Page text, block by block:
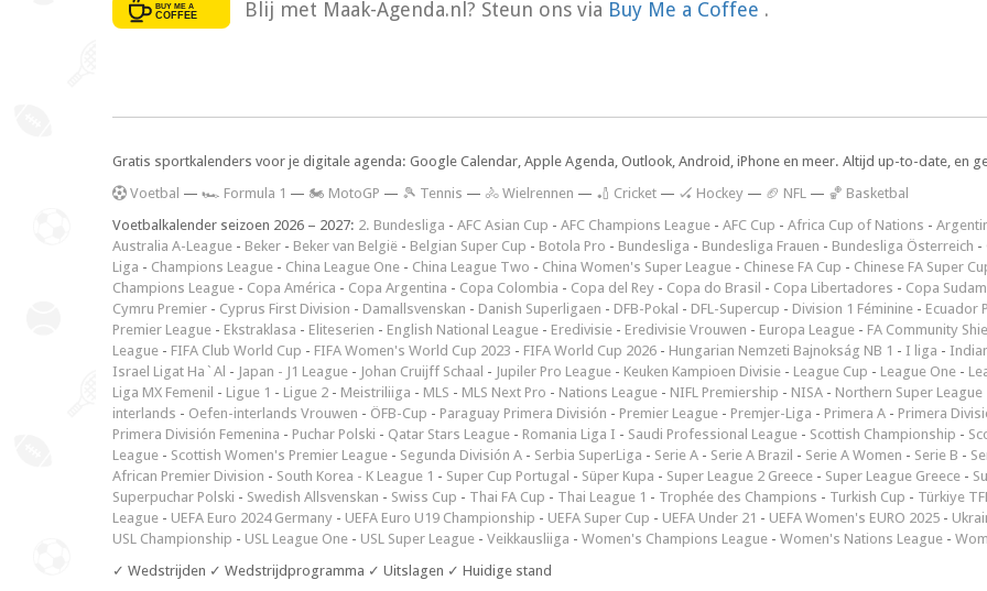
Blij met Maak-Agenda.nl? Steun ons via Buy Me a Coffee .
Gratis sportkalenders voor je digitale agenda: Google Calendar, Apple Agenda, Outlook, Android, iPhone en meer. Altijd up-to-date, en
Voetbal — 🏎️ Formula 1 — 🏍 MotoGP — 🎾 Tennis — 🚴 Wielrennen — 🏏 Cricket — 🏑 Hockey — 🏈 NFL — 🏀 Basketbal
Voetbalkalender seizoen 2026 – 2027: 2. Bundesliga - AFC Asian Cup - AFC Champions League - AFC Cup - Africa Cup of Nations -
Australia A-League - Beker - Beker van België - Belgian Super Cup - Botola Pro - Bundesliga - Bundesliga Frauen - Bundesliga Österreich -
Liga - Champions League - China League One - China League Two - China Women's Super League - Chinese FA Cup - Chinese FA Super
Champions League - Copa América - Copa Argentina - Copa Colombia - Copa del Rey - Copa do Brasil - Copa Libertadores - Copa
Cymru Premier - Cyprus First Division - Damallsvenskan - Danish Superligaen - DFB-Pokal - DFL-Supercup - Division 1 Féminine - Ecuador
Premier League - Ekstraklasa - Eliteserien - English National League - Eredivisie - Eredivisie Vrouwen - Europa League - FA Community
League - FIFA Club World Cup - FIFA Women's World Cup 2023 - FIFA World Cup 2026 - Hungarian Nemzeti Bajnokság NB 1 - I liga -
Israel Ligat Ha`Al - Japan - J1 League - Johan Cruijff Schaal - Jupiler Pro League - Keuken Kampioen Divisie - League Cup - League One -
Liga MX Femenil - Ligue 1 - Ligue 2 - Meistriliiga - MLS - MLS Next Pro - Nations League - NIFL Premiership - NISA - Northern Super League
interlands - Oefen-interlands Vrouwen - ÖFB-Cup - Paraguay Primera División - Premier League - Premjer-Liga - Primera A - Primera
Primera División Femenina - Puchar Polski - Qatar Stars League - Romania Liga I - Saudi Professional League - Scottish Championship -
League - Scottish Women's Premier League - Segunda División A - Serbia SuperLiga - Serie A - Serie A Brazil - Serie A Women - Serie B -
African Premier Division - South Korea - K League 1 - Super Cup Portugal - Süper Kupa - Super League 2 Greece - Super League Greece -
Superpuchar Polski - Swedish Allsvenskan - Swiss Cup - Thai FA Cup - Thai League 1 - Trophée des Champions - Turkish Cup - Türkiye
League - UEFA Euro 2024 Germany - UEFA Euro U19 Championship - UEFA Super Cup - UEFA Under 21 - UEFA Women's EURO 2025 -
USL Championship - USL League One - USL Super League - Veikkausliiga - Women's Champions League - Women's Nations League -
✓ Wedstrijden ✓ Wedstrijdprogramma ✓ Uitslagen ✓ Huidige stand